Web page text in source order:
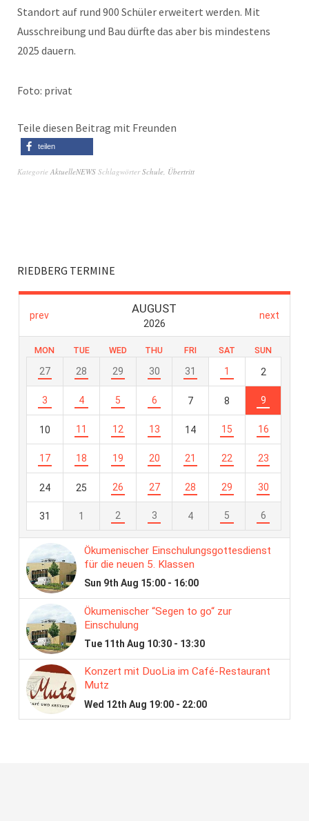
Standort auf rund 900 Schüler erweitert werden. Mit
Ausschreibung und Bau dürfte das aber bis mindestens
2025 dauern.
Foto: privat
Teile diesen Beitrag mit Freunden
teilen
Kategorie AktuelleNEWS SchlagwörterSchule, Übertritt
RIEDBERG TERMINE